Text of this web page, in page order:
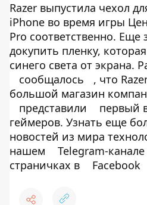
Razer выпустила чехол
iPhone во время игры
Pro соответственно. Еще
докупить пленку,
синего света от экрана.
сообщалось
, что
большой магазин
представили
первый
геймеров. Узнать еще
новостей из мира
нашем
Telegram-канале
страничках в
Facebook